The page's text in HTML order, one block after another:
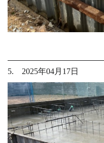
5. 2025年04月17日